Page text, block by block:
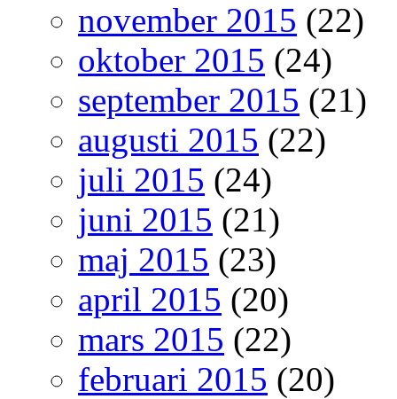
november 2015 (22)
oktober 2015 (24)
september 2015 (21)
augusti 2015 (22)
juli 2015 (24)
juni 2015 (21)
maj 2015 (23)
april 2015 (20)
mars 2015 (22)
februari 2015 (20)